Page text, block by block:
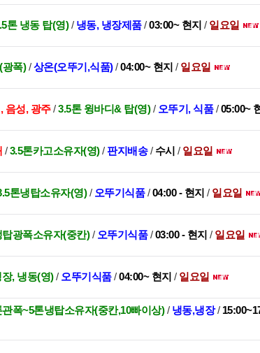
톤 냉동 탑(영)/ 냉동, 냉장제품/03:00~ 현지 / 일요일
광폭)/상온(오뚜기,식품)/04:00~ 현지 / 일요일
음성, 광주/3.5톤 윙바디& 탑(영)/ 오뚜기, 식품/05:00~
/3.5톤카고소유자(영)/ 판지배송/ 수시 / 일요일
톤냉탑소유자(영)/ 오뚜기식품/04:00 - 현지 / 일요일
탑광폭소유자(중칸)/ 오뚜기식품/03:00 - 현지 / 일요일
, 냉동(영)/ 오뚜기식품/04:00~ 현지 / 일요일
관폭~5톤냉탑소유자(중칸,10빠이상)/ 냉동,냉장/